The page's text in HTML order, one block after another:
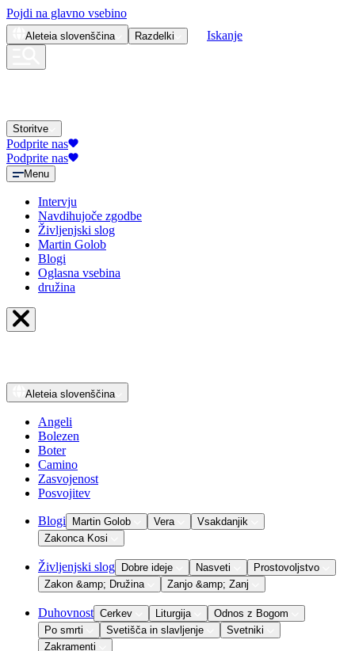
Pojdi na glavno vsebino
Aleteia slovenščina Razdelki Iskanje
Storitve
Podprite nas
Podprite nas
Menu
Intervju
Navdihujoče zgodbe
Življenjski slog
Martin Golob
Blogi
Oglasna vsebina
družina
Aleteia slovenščina
Angeli
Bolezen
Boter
Camino
Zasvojenost
Posvojitev
Blogi Martin Golob Vera
Vsakdanjik
Zakonca Kosi
Življenjski slog Dobre ideje Nasveti
Prostovoljstvo
Zakon &amp; Družina
Zanjo &amp; Zanj
Duhovnost Cerkev Liturgija
Odnos z Bogom
Po smrti
Svetišča in slavljenje
Svetniki
Zakramenti